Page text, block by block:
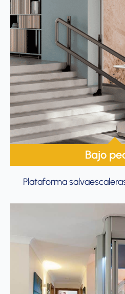
Bajo
Plataforma